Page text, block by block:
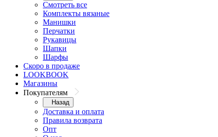
Смотреть все
Комплекты вязаные
Манишки
Перчатки
Рукавицы
Шапки
Шарфы
Скоро в продаже
LOOKBOOK
Магазины
Покупателям
Назад
Доставка и оплата
Правила возврата
Опт